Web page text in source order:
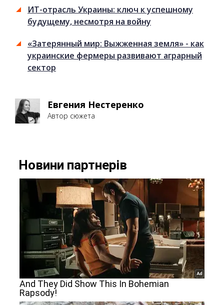
ИТ-отрасль Украины: ключ к успешному
будущему, несмотря на войну
«Затерянный мир: Выжженная земля» - как
украинские фермеры развивают аграрный
сектор
Евгения Нестеренко
Автор сюжета